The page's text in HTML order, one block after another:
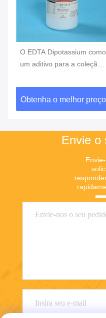
O EDTA Dipotassium como
um aditivo para a coleção
sangue do EDTA
Obtenha o melhor preço
Envie o